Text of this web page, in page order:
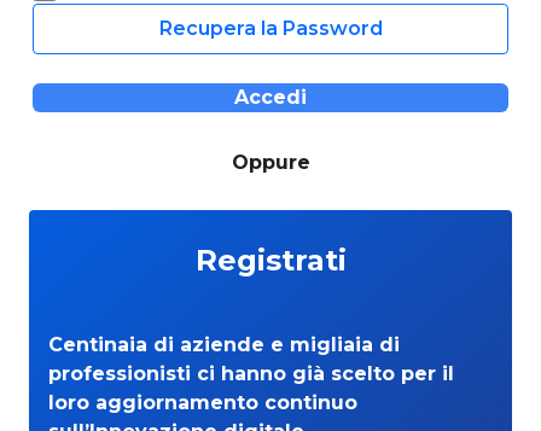
Recupera la Password
Accedi
Oppure
Registrati
Centinaia di aziende e migliaia di
professionisti ci hanno già scelto per il
loro aggiornamento continuo